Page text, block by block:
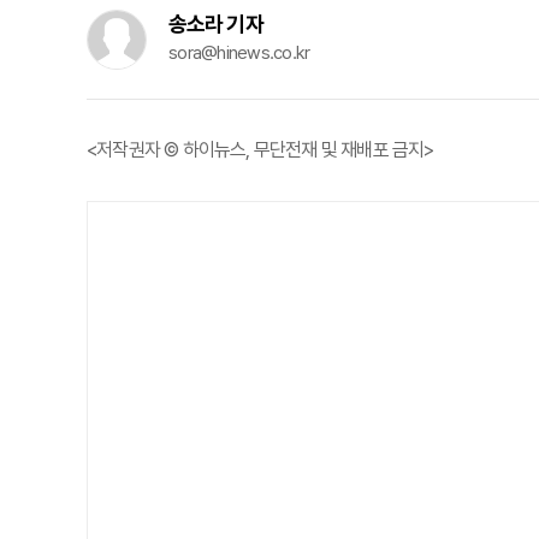
송소라 기자
sora@hinews.co.kr
<저작권자 © 하이뉴스, 무단전재 및 재배포 금지>